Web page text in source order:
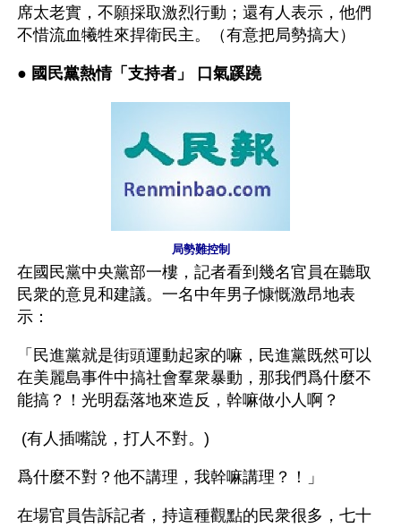
席太老實，不願採取激烈行動；還有人表示，他們
不惜流血犧牲來捍衛民主。（有意把局勢搞大）
● 國民黨熱情「支持者」 口氣蹊蹺
局勢難控制
在國民黨中央黨部一樓，記者看到幾名官員在聽取
民衆的意見和建議。一名中年男子慷慨激昂地表
示：
「民進黨就是街頭運動起家的嘛，民進黨既然可以
在美麗島事件中搞社會羣衆暴動，那我們爲什麼不
能搞？！光明磊落地來造反，幹嘛做小人啊？
(有人插嘴說，打人不對。)
爲什麼不對？他不講理，我幹嘛講理？！」
在場官員告訴記者，持這種觀點的民衆很多，七十